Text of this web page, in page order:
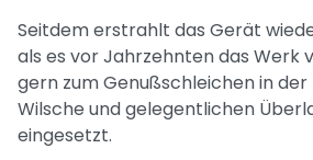
Seitdem erstrahlt das Gerät
als es vor Jahrzehnten das Werk
gern zum Genußschleichen in
Wilsche und gelegentlichen
eingesetzt.